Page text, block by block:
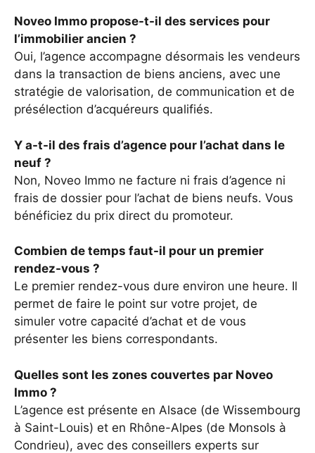
Noveo Immo propose-t-il des services pour
l’immobilier ancien ?
Oui, l’agence accompagne désormais les vendeurs
dans la transaction de biens anciens, avec une
stratégie de valorisation, de communication et de
présélection d’acquéreurs qualifiés.
Y a-t-il des frais d’agence pour l’achat dans le
neuf ?
Non, Noveo Immo ne facture ni frais d’agence ni
frais de dossier pour l’achat de biens neufs. Vous
bénéficiez du prix direct du promoteur.
Combien de temps faut-il pour un premier
rendez-vous ?
Le premier rendez-vous dure environ une heure. Il
permet de faire le point sur votre projet, de
simuler votre capacité d’achat et de vous
présenter les biens correspondants.
Quelles sont les zones couvertes par Noveo
Immo ?
L’agence est présente en Alsace (de Wissembourg
à Saint-Louis) et en Rhône-Alpes (de Monsols à
Condrieu), avec des conseillers experts sur